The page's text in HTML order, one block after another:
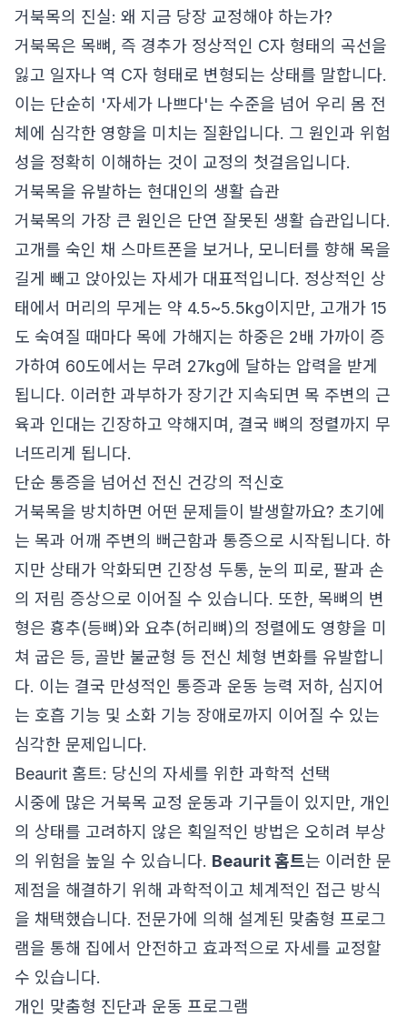
거북목의 진실: 왜 지금 당장 교정해야 하는가?
거북목은 목뼈, 즉 경추가 정상적인 C자 형태의 곡선을
잃고 일자나 역 C자 형태로 변형되는 상태를 말합니다.
이는 단순히 '자세가 나쁘다'는 수준을 넘어 우리 몸 전
체에 심각한 영향을 미치는 질환입니다. 그 원인과 위험
성을 정확히 이해하는 것이 교정의 첫걸음입니다.
거북목을 유발하는 현대인의 생활 습관
거북목의 가장 큰 원인은 단연 잘못된 생활 습관입니다.
고개를 숙인 채 스마트폰을 보거나, 모니터를 향해 목을
길게 빼고 앉아있는 자세가 대표적입니다. 정상적인 상
태에서 머리의 무게는 약 4.5~5.5kg이지만, 고개가 15
도 숙여질 때마다 목에 가해지는 하중은 2배 가까이 증
가하여 60도에서는 무려 27kg에 달하는 압력을 받게
됩니다. 이러한 과부하가 장기간 지속되면 목 주변의 근
육과 인대는 긴장하고 약해지며, 결국 뼈의 정렬까지 무
너뜨리게 됩니다.
단순 통증을 넘어선 전신 건강의 적신호
거북목을 방치하면 어떤 문제들이 발생할까요? 초기에
는 목과 어깨 주변의 뻐근함과 통증으로 시작됩니다. 하
지만 상태가 악화되면 긴장성 두통, 눈의 피로, 팔과 손
의 저림 증상으로 이어질 수 있습니다. 또한, 목뼈의 변
형은 흉추(등뼈)와 요추(허리뼈)의 정렬에도 영향을 미
쳐 굽은 등, 골반 불균형 등 전신 체형 변화를 유발합니
다. 이는 결국 만성적인 통증과 운동 능력 저하, 심지어
는 호흡 기능 및 소화 기능 장애로까지 이어질 수 있는
심각한 문제입니다.
Beaurit 홈트: 당신의 자세를 위한 과학적 선택
시중에 많은 거북목 교정 운동과 기구들이 있지만, 개인
의 상태를 고려하지 않은 획일적인 방법은 오히려 부상
의 위험을 높일 수 있습니다. Beaurit 홈트는 이러한 문
제점을 해결하기 위해 과학적이고 체계적인 접근 방식
을 채택했습니다. 전문가에 의해 설계된 맞춤형 프로그
램을 통해 집에서 안전하고 효과적으로 자세를 교정할
수 있습니다.
개인 맞춤형 진단과 운동 프로그램